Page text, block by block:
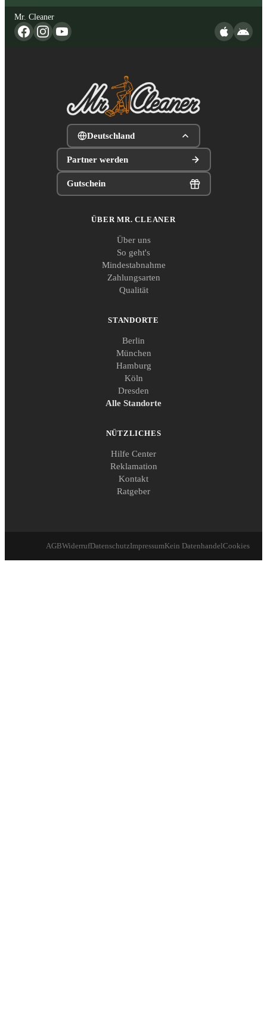
Mr. Cleaner
Deutschland
Partner werden
Gutschein
ÜBER MR. CLEANER
Über uns
So geht's
Mindestabnahme
Zahlungsarten
Qualität
STANDORTE
Berlin
München
Hamburg
Köln
Dresden
Alle Standorte
NÜTZLICHES
Hilfe Center
Reklamation
Kontakt
Ratgeber
AGBWiderrufDatenschutzImpressumKein DatenhandelCookies